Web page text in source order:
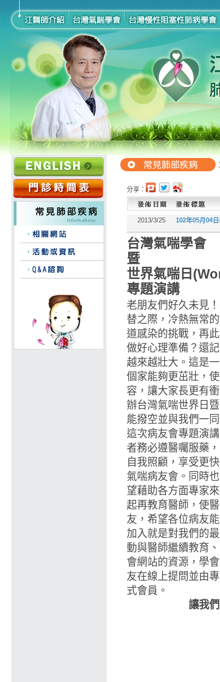
分享：
2013/3/25 102年05月04
台灣氣喘學會
暨
世界氣喘日
專題演講
老朋友們好久未見
替之際，冷熱無常
道感染的挑戰，再
做好心理準備？還
越來越壯大。這是
個家能夠更茁壯，
容，讓大家長更有
辦台灣氣喘世界日
能撥空並與我們一
這次病友會專題演
者務必遵醫囑服藥
自我照顧，享受更
氣喘病友會。同時
望藉助各方面專家
起再教育醫師，使
友，希望各位病友
加入就是對我們的
動與醫師繼續教育
會網站的資源，學
友在線上提問並由
式會員。
讓我